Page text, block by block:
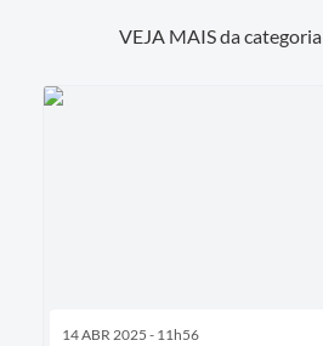
VEJA MAIS da categoria
14 ABR 2025 - 11h56